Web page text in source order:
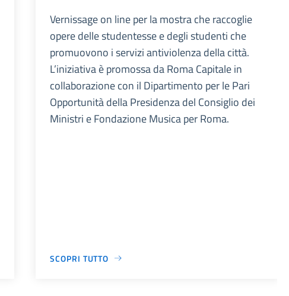
Vernissage on line per la mostra che raccoglie
opere delle studentesse e degli studenti che
promuovono i servizi antiviolenza della città.
L’iniziativa è promossa da Roma Capitale in
collaborazione con il Dipartimento per le Pari
Opportunità della Presidenza del Consiglio dei
Ministri e Fondazione Musica per Roma.
SCOPRI TUTTO